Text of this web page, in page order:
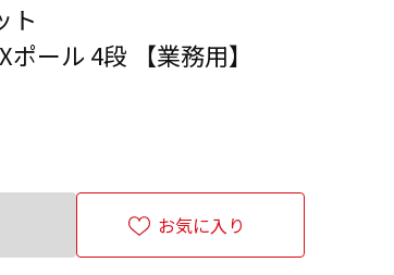
ト
ール 4段 【業務用】
お気に入り